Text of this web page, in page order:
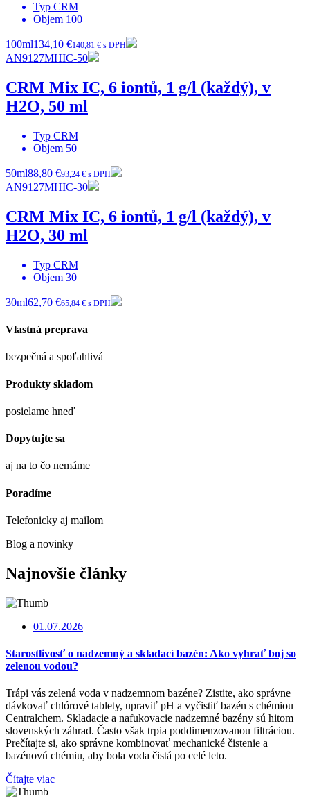
Typ CRM
Objem 100
100ml134,10 €140,81 € s DPH
AN9127MHIC-50
CRM Mix IC, 6 iontů, 1 g/l (každý), v
H2O, 50 ml
Typ CRM
Objem 50
50ml88,80 €93,24 € s DPH
AN9127MHIC-30
CRM Mix IC, 6 iontů, 1 g/l (každý), v
H2O, 30 ml
Typ CRM
Objem 30
30ml62,70 €65,84 € s DPH
Vlastná preprava
bezpečná a spoľahlivá
Produkty skladom
posielame hneď
Dopytujte sa
aj na to čo nemáme
Poradíme
Telefonicky aj mailom
Blog a novinky
Najnovšie články
01.07.2026
Starostlivosť o nadzemný a skladací bazén: Ako vyhrať boj so
zelenou vodou?
Trápi vás zelená voda v nadzemnom bazéne? Zistite, ako správne
dávkovať chlórové tablety, upraviť pH a vyčistiť bazén s chémiou
Centralchem. Skladacie a nafukovacie nadzemné bazény sú hitom
slovenských záhrad. Často však trpia poddimenzovanou filtráciou.
Prečítajte si, ako správne kombinovať mechanické čistenie a
bazénovú chémiu, aby bola voda čistá po celé leto.
Čítajte viac